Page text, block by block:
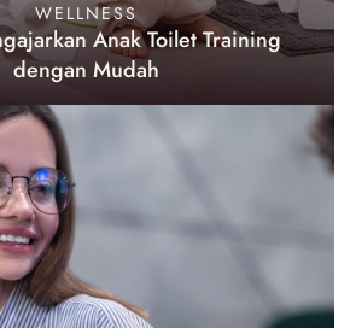
WELLNESS
Anak Toilet Training
dengan Mudah